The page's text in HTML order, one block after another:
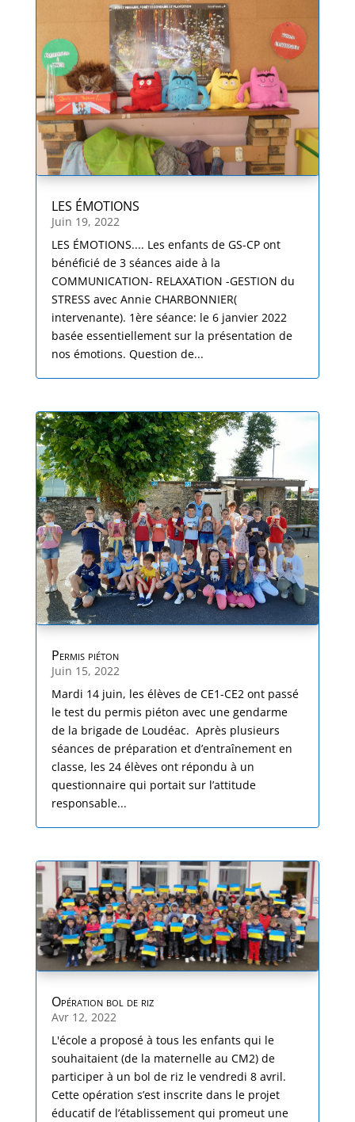
LES ÉMOTIONS
Juin 19, 2022
LES ÉMOTIONS.... Les enfants de GS-CP ont
bénéficié de 3 séances aide à la
COMMUNICATION- RELAXATION -GESTION du
STRESS avec Annie CHARBONNIER(
intervenante). 1ère séance: le 6 janvier 2022
basée essentiellement sur la présentation de
nos émotions. Question de...
Permis piéton
Juin 15, 2022
Mardi 14 juin, les élèves de CE1-CE2 ont passé
le test du permis piéton avec une gendarme
de la brigade de Loudéac. Après plusieurs
séances de préparation et d’entraînement en
classe, les 24 élèves ont répondu à un
questionnaire qui portait sur l’attitude
responsable...
Opération bol de riz
Avr 12, 2022
L'école a proposé à tous les enfants qui le
souhaitaient (de la maternelle au CM2) de
participer à un bol de riz le vendredi 8 avril.
Cette opération s’est inscrite dans le projet
éducatif de l’établissement qui promeut une